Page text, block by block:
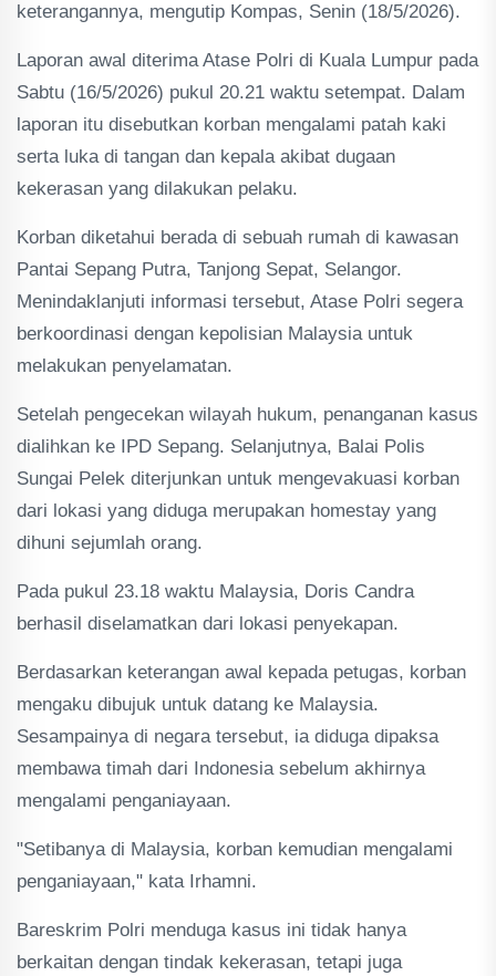
keterangannya, mengutip Kompas, Senin (18/5/2026).
Laporan awal diterima Atase Polri di Kuala Lumpur pada
Sabtu (16/5/2026) pukul 20.21 waktu setempat. Dalam
laporan itu disebutkan korban mengalami patah kaki
serta luka di tangan dan kepala akibat dugaan
kekerasan yang dilakukan pelaku.
Korban diketahui berada di sebuah rumah di kawasan
Pantai Sepang Putra, Tanjong Sepat, Selangor.
Menindaklanjuti informasi tersebut, Atase Polri segera
berkoordinasi dengan kepolisian Malaysia untuk
melakukan penyelamatan.
Setelah pengecekan wilayah hukum, penanganan kasus
dialihkan ke IPD Sepang. Selanjutnya, Balai Polis
Sungai Pelek diterjunkan untuk mengevakuasi korban
dari lokasi yang diduga merupakan homestay yang
dihuni sejumlah orang.
Pada pukul 23.18 waktu Malaysia, Doris Candra
berhasil diselamatkan dari lokasi penyekapan.
Berdasarkan keterangan awal kepada petugas, korban
mengaku dibujuk untuk datang ke Malaysia.
Sesampainya di negara tersebut, ia diduga dipaksa
membawa timah dari Indonesia sebelum akhirnya
mengalami penganiayaan.
"Setibanya di Malaysia, korban kemudian mengalami
penganiayaan," kata Irhamni.
Bareskrim Polri menduga kasus ini tidak hanya
berkaitan dengan tindak kekerasan, tetapi juga